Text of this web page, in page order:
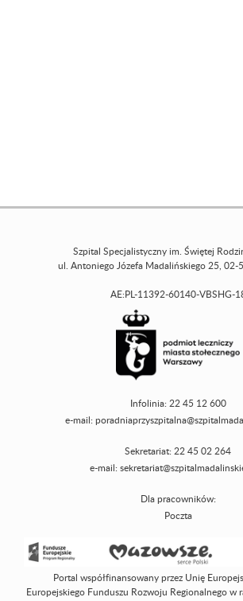
Szpital Specjalistyczny im. Świętej
ul. Antoniego Józefa Madalińskiego 25, 02-
AE:PL-11392-60140-VBSHG-
Infolinia: 22 45 12 600
e-mail:
Sekretariat: 22 45 02 264
e-mail:
Dla pracowników:
Poczta
Portal współfinansowany przez Unię
Europejskiego Funduszu Rozwoju Regionalnego w